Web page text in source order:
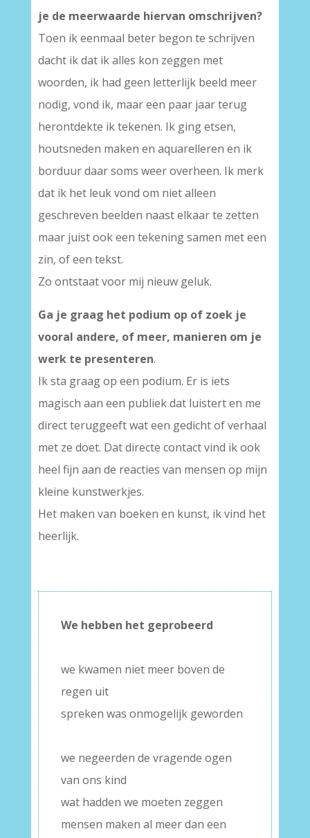
je de meerwaarde hiervan omschrijven?
Toen ik eenmaal beter begon te schrijven
dacht ik dat ik alles kon zeggen met
woorden, ik had geen letterlijk beeld meer
nodig, vond ik, maar een paar jaar terug
herontdekte ik tekenen. Ik ging etsen,
houtsneden maken en aquarelleren en ik
borduur daar soms weer overheen. Ik merk
dat ik het leuk vond om niet alleen
geschreven beelden naast elkaar te zetten
maar juist ook een tekening samen met een
zin, of een tekst.
Zo ontstaat voor mij nieuw geluk.
Ga je graag het podium op of zoek je
vooral andere, of meer, manieren om je
werk te presenteren.
Ik sta graag op een podium. Er is iets
magisch aan een publiek dat luistert en me
direct teruggeeft wat een gedicht of verhaal
met ze doet. Dat directe contact vind ik ook
heel fijn aan de reacties van mensen op mijn
kleine kunstwerkjes.
Het maken van boeken en kunst, ik vind het
heerlijk.
We hebben het geprobeerd
we kwamen niet meer boven de
regen uit
spreken was onmogelijk geworden
we negeerden de vragende ogen
van ons kind
wat hadden we moeten zeggen
mensen maken al meer dan een